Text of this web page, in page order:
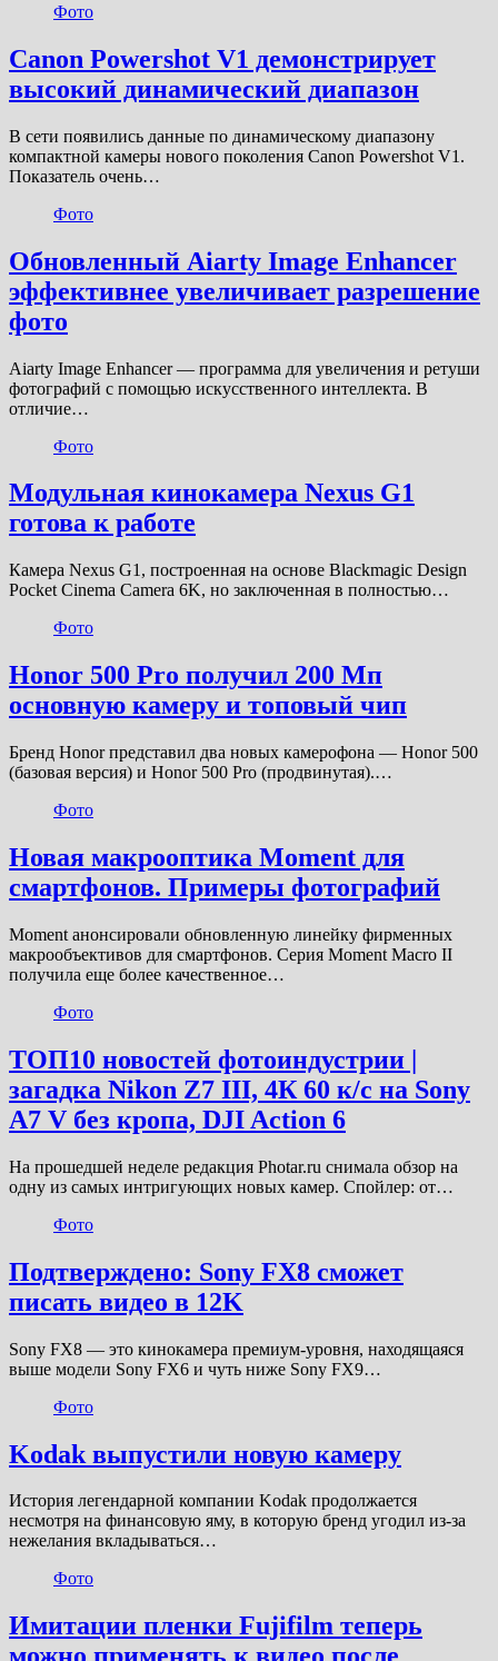
Фото
Canon Powershot V1 демонстрирует
высокий динамический диапазон
В сети появились данные по динамическому диапазону
компактной камеры нового поколения Canon Powershot V1.
Показатель очень…
Фото
Обновленный Aiarty Image Enhancer
эффективнее увеличивает разрешение
фото
Aiarty Image Enhancer — программа для увеличения и ретуши
фотографий с помощью искусственного интеллекта. В
отличие…
Фото
Модульная кинокамера Nexus G1
готова к работе
Камера Nexus G1, построенная на основе Blackmagic Design
Pocket Cinema Camera 6K, но заключенная в полностью…
Фото
Honor 500 Pro получил 200 Мп
основную камеру и топовый чип
Бренд Honor представил два новых камерофона — Honor 500
(базовая версия) и Honor 500 Pro (продвинутая).…
Фото
Новая макрооптика Moment для
смартфонов. Примеры фотографий
Moment анонсировали обновленную линейку фирменных
макрообъективов для смартфонов. Серия Moment Macro II
получила еще более качественное…
Фото
ТОП10 новостей фотоиндустрии |
загадка Nikon Z7 III, 4К 60 к/с на Sony
A7 V без кропа, DJI Action 6
На прошедшей неделе редакция Photar.ru снимала обзор на
одну из самых интригующих новых камер. Спойлер: от…
Фото
Подтверждено: Sony FX8 сможет
писать видео в 12K
Sony FX8 — это кинокамера премиум-уровня, находящаяся
выше модели Sony FX6 и чуть ниже Sony FX9…
Фото
Kodak выпустили новую камеру
История легендарной компании Kodak продолжается
несмотря на финансовую яму, в которую бренд угодил из-за
нежелания вкладываться…
Фото
Имитации пленки Fujifilm теперь